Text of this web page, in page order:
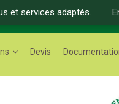
Devis
et services adaptés.